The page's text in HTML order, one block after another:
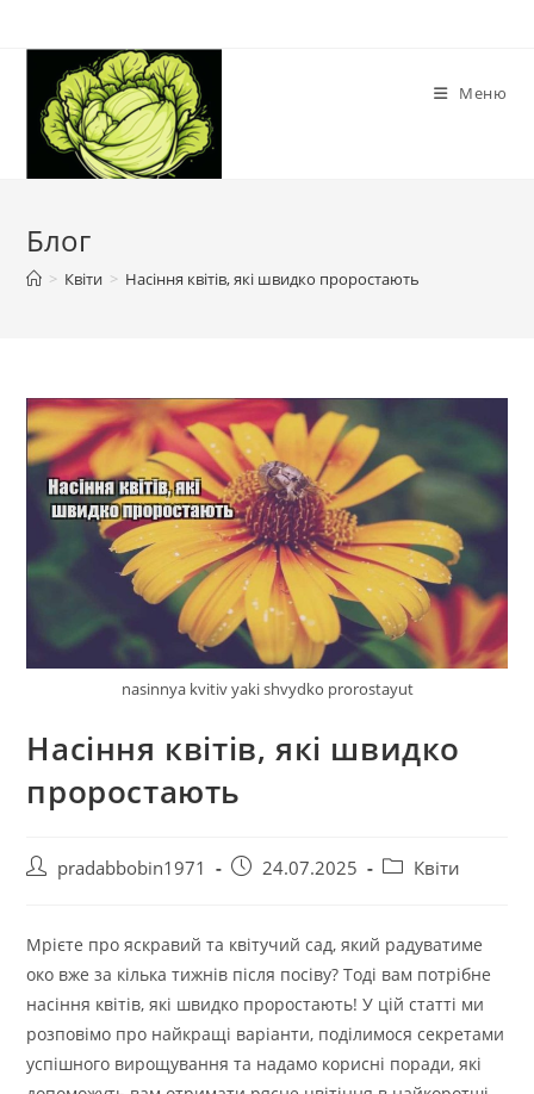
Меню
Блог
> Квіти > Насіння квітів, які швидко проростають
nasinnya kvitiv yaki shvydko prorostayut
Насіння квітів, які швидко
проростають
Авторpradabbobin1971
Запис24.07.2025
Категорія
Квіти
Мрієте про яскравий та квітучий сад, який радуватиме
око вже за кілька тижнів після посіву? Тоді вам потрібне
насіння квітів, які швидко проростають! У цій статті ми
розповімо про найкращі варіанти, поділимося секретами
успішного вирощування та надамо корисні поради, які